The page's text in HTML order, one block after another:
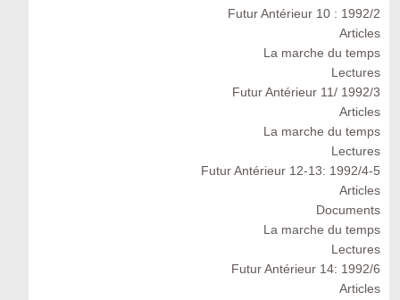
Futur Antérieur 10 : 1992/2
Articles
La marche du temps
Lectures
Futur Antérieur 11/ 1992/3
Articles
La marche du temps
Lectures
Futur Antérieur 12-13: 1992/4-5
Articles
Documents
La marche du temps
Lectures
Futur Antérieur 14: 1992/6
Articles